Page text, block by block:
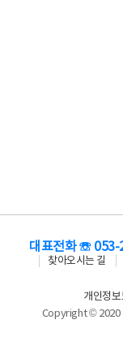
대표전화 ☏ 053-
찾아오시는 길
개인정
Copyright © 2020